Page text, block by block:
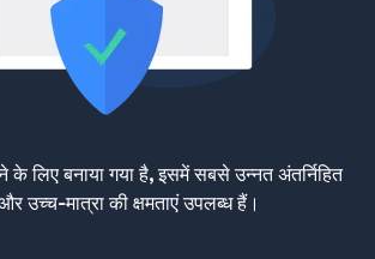
लिए बनाया गया है, इसमें सबसे उन्नत अंतर्निहित
उच्च-मात्रा की क्षमताएं उपलब्ध हैं।